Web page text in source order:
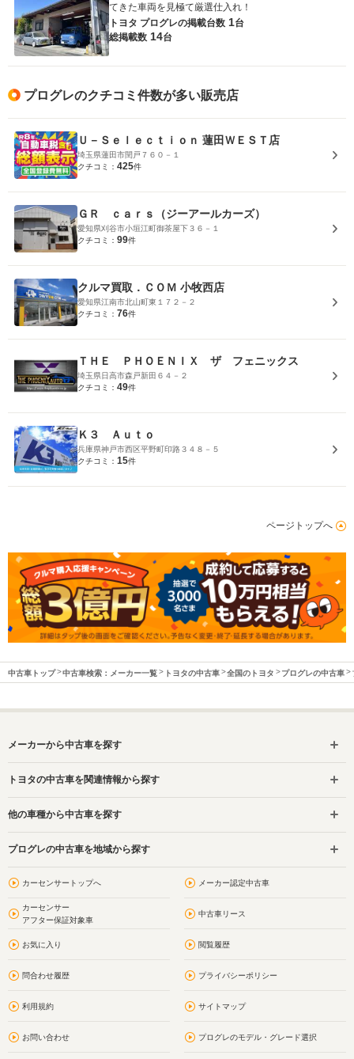
てきた車両を見極て厳選仕入れ！
トヨタ プログレの掲載台数 1台
総掲載数 14台
プログレのクチコミ件数が多い販売店
Ｕ－Ｓｅｌｅｃｔｉｏｎ 蓮田ＷＥＳＴ店
埼玉県蓮田市閏戸７６０－１
クチコミ： 425件
ＧＲ ｃａｒｓ（ジーアールカーズ）
愛知県刈谷市小垣江町御茶屋下３６－１
クチコミ： 99件
クルマ買取．ＣＯＭ 小牧西店
愛知県江南市北山町東１７２－２
クチコミ： 76件
ＴＨＥ ＰＨＯＥＮＩＸ ザ フェニックス
埼玉県日高市森戸新田６４－２
クチコミ： 49件
Ｋ３ Ａｕｔｏ
兵庫県神戸市西区平野町印路３４８－５
クチコミ： 15件
ページトップへ
中古車トップ 中古車検索：メーカー一覧 トヨタの中古車 全国のトヨタ プログレの中古車
メーカーから中古車を探す
トヨタの中古車を関連情報から探す
他の車種から中古車を探す
プログレの中古車を地域から探す
カーセンサートップへ メーカー認定中古車
カーセンサー
アフター保証対象車
中古車リース
お気に入り 閲覧履歴
問合わせ履歴 プライバシーポリシー
利用規約 サイトマップ
お問い合わせ プログレのモデル・グレード選択